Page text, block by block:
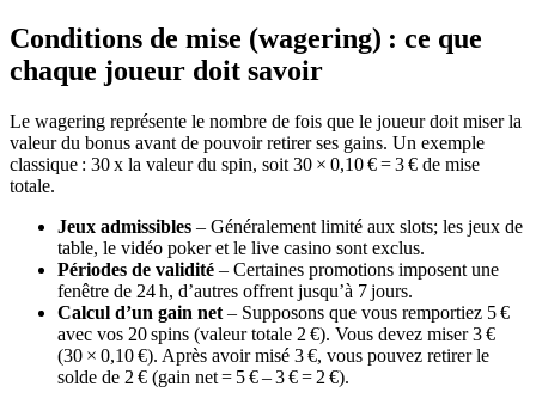
Conditions de mise (wagering) : ce que
chaque joueur doit savoir
Le wagering représente le nombre de fois que le joueur doit miser la
valeur du bonus avant de pouvoir retirer ses gains. Un exemple
classique : 30 x la valeur du spin, soit 30 × 0,10 € = 3 € de mise
totale.
Jeux admissibles – Généralement limité aux slots; les jeux de
table, le vidéo poker et le live casino sont exclus.
Périodes de validité – Certaines promotions imposent une
fenêtre de 24 h, d’autres offrent jusqu’à 7 jours.
Calcul d’un gain net – Supposons que vous remportiez 5 €
avec vos 20 spins (valeur totale 2 €). Vous devez miser 3 €
(30 × 0,10 €). Après avoir misé 3 €, vous pouvez retirer le
solde de 2 € (gain net = 5 € – 3 € = 2 €).